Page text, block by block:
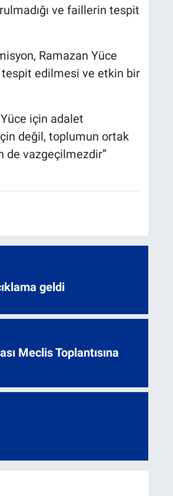
ve faillerin tespit
Ramazan Yüce
tespit edilmesi ve etkin bir
için adalet
değil, toplumun ortak
de vazgeçilmezdir”
geldi
Meclis Toplantısına